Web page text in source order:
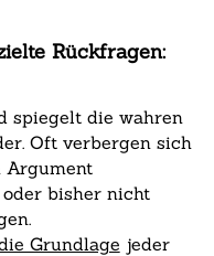
Rückfragen:
spiegelt die wahren
Oft verbergen sich
Argument
bisher nicht
Grundlage jeder